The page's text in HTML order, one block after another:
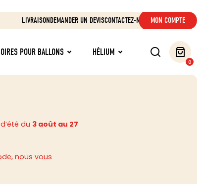
LIVRAISONDEMANDER UN DEVISCONTACTEZ-NOUS MON COMPTE
POUR BALLONS HÉLIUM
0
du 3 août au 27
nous vous